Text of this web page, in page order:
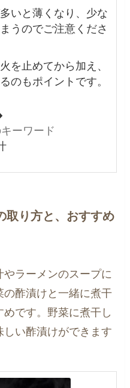
いと薄くなり、少な
うのでご注意くださ
を止めてから加え、
のもポイントです。
ーワード
取り方と、おすすめ
ラーメンのスープに
の酢漬けと一緒に煮干
です。野菜に煮干し
い酢漬けができます